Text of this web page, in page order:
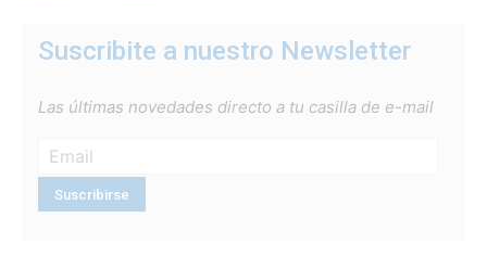
Suscribite a nuestro Newsletter
Las últimas novedades directo a tu casilla de e-mail